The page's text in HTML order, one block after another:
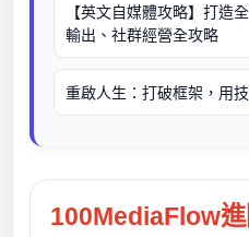
【英文自媒體攻略】打造
輸出、社群經營全攻略
重啟人生：打破框架，用
100MediaFlow